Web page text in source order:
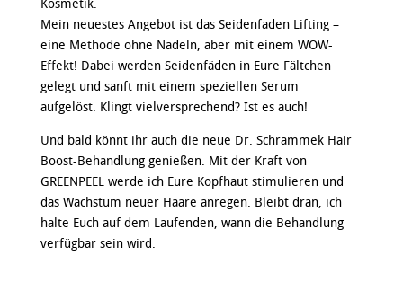
Mein neuestes Angebot ist das Seidenfaden Lifting –
eine Methode ohne Nadeln, aber mit einem WOW-
Effekt! Dabei werden Seidenfäden in Eure Fältchen
gelegt und sanft mit einem speziellen Serum
aufgelöst. Klingt vielversprechend? Ist es auch!
Und bald könnt ihr auch die neue Dr. Schrammek Hair
Boost-Behandlung genießen. Mit der Kraft von
GREENPEEL werde ich Eure Kopfhaut stimulieren und
das Wachstum neuer Haare anregen. Bleibt dran, ich
halte Euch auf dem Laufenden, wann die Behandlung
verfügbar sein wird.